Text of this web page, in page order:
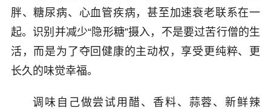
胖、糖尿病、心血管疾病，甚至加速衰老联系在一
起。识别并减少“隐形糖”摄入，不是要过苦行僧的生
活，而是为了夺回健康的主动权，享受更纯粹、更
长久的味觉幸福。
调味自己做尝试用醋、香料、蒜蓉、新鲜辣